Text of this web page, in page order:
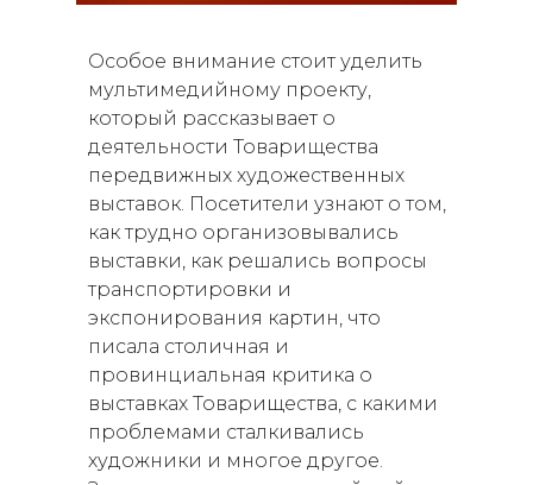
Особое внимание стоит уделить
мультимедийному проекту,
который рассказывает о
деятельности Товарищества
передвижных художественных
выставок. Посетители узнают о том,
как трудно организовывались
выставки, как решались вопросы
транспортировки и
экспонирования картин, что
писала столичная и
провинциальная критика о
выставках Товарищества, с какими
проблемами сталкивались
художники и многое другое.